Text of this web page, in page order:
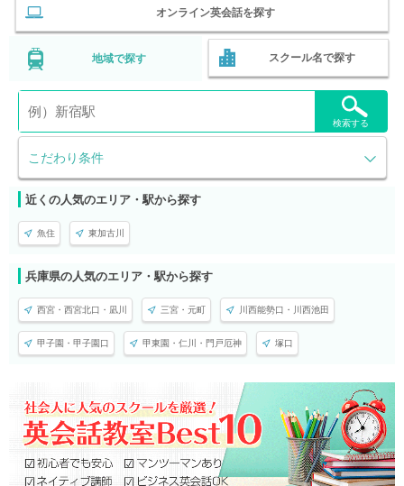
オンライン英会話を探す
地域で探す スクール名で探す
こだわり条件
検索する
近くの人気のエリア・駅から探す
魚住 東加古川
兵庫県の人気のエリア・駅から探す
西宮・西宮北口・凪川 三宮・元町 川西能勢口・川西池田
甲子園・甲子園口 甲東園・仁川・門戸厄神 塚口